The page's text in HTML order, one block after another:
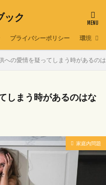
ック
プライバシーポリシー 環境
への愛情を疑ってしまう時があるの
しまう時があるのはな
家庭内問題